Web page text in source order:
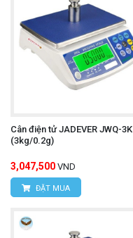
Cân điện tử JADEVER JWQ-3K
(3kg/0.2g)
3,047,500 VND
ĐẶT MUA